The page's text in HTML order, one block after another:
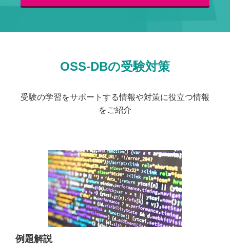
OSS-DBの受験対策
受験の学習をサポートする情報や対策に役立つ情報
をご紹介
例題解説